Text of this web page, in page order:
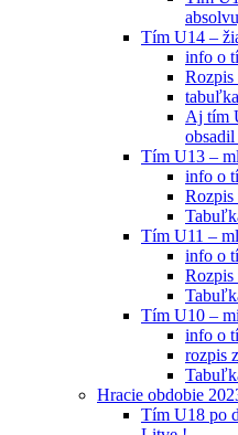
Tím U14 –
info o
Rozpis
Aj tím
Tím U13 –
info o
Rozpis
Tím U11 –
info o
Rozpis
Tím U10 –
info o
rozpis
Hracie obdobie
Tím U18 po